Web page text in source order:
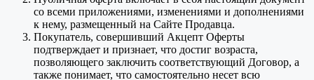
со всеми приложениями, изменениями и дополнениями
к нему, размещенный на Сайте Продавца.
Покупатель, совершивший Акцепт Оферты
подтверждает и признает, что достиг возраста,
позволяющего заключить соответствующий Договор, а
также понимает, что самостоятельно несет всю